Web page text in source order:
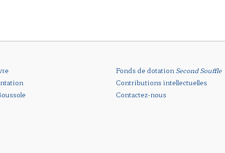
Fonds de dotation Second Souffle
Contributions intellectuelles
Contactez-nous